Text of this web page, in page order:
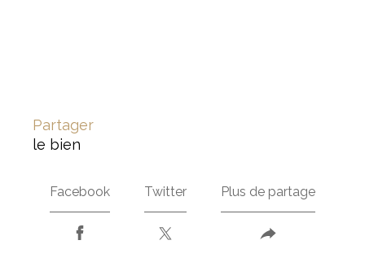
partager
le bien
Facebook Twitter Plus de partage